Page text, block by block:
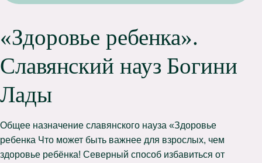
«Здоровье ребенка».
Славянский науз Богини
Лады
Общее назначение славянского науза «Здоровье
ребенка Что может быть важнее для взрослых, чем
здоровье ребёнка! Северный способ избавиться от